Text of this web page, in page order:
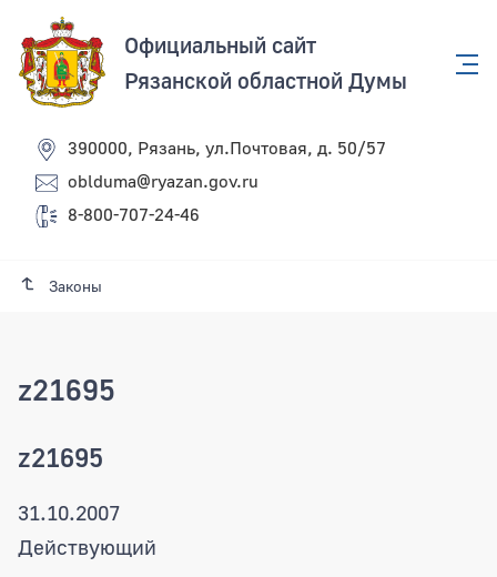
Официальный сайт
Рязанской областной Думы
390000, Рязань, ул.Почтовая, д. 50/57
oblduma@ryazan.gov.ru
8-800-707-24-46
Законы
z21695
z21695
31.10.2007
Действующий